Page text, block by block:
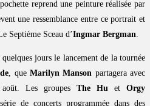
reprend une peinture réalisée par
une ressemblance entre ce portrait et
Septième Sceau d’Ingmar Bergman.
jours le lancement de la tournée
, que Marilyn Manson partagera avec
Les groupes The HuetOrgy
de concerts programmée dans des